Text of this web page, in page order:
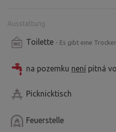
Ausstattung
Toilette - Es gibt eine
na pozemku není pitná
Picknicktisch
Feuerstelle